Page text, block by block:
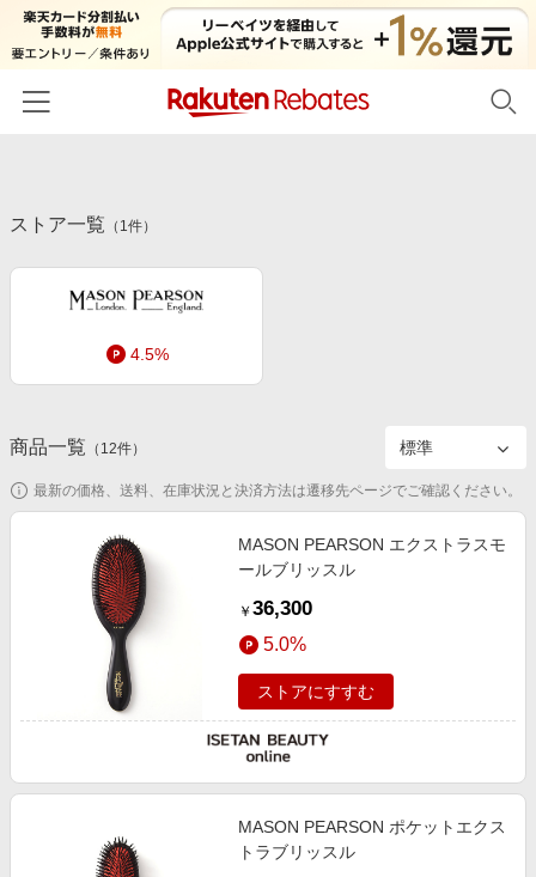
カテゴリー一覧
百貨店・総合ECモール
ファッション・インナー・小物
食品・スイーツ・お酒
家電・PC・スマホ・カメラ
スポーツ・アウトドア・ゴルフ
インテリア・寝具
ペット・花・DIY・車
旅行・レジャー・ホテル予約
金融・マネー・保険
ビジネス・その他サービス
初回購入者限定特典
新着ストアのご紹介
電子書籍特集
楽天サービス特集
わくわく夏特集
とことん買い物チャレンジ
Apple公式サイト×楽天カード分割払い
Samsung ボーナスキャンペーン
週末の高還元 夏の長期版
友達紹介
楽天IDでログイン/会員登録
ストア一覧 （ 1件）
4.5%
商品一覧 （ 12件）
最新の価格、送料、在庫状況と決済方法は遷移先ページでご確認ください。
MASON PEARSON エクストラスモ
ールブリッスル
￥ 36,300
5.0%
ストアにすすむ
MASON PEARSON ポケットエクス
トラブリッスル